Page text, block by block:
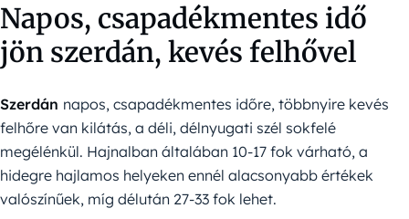
Napos, csapadékmentes idő
jön szerdán, kevés felhővel
Szerdán napos, csapadékmentes időre, többnyire kevés
felhőre van kilátás, a déli, délnyugati szél sokfelé
megélénkül. Hajnalban általában 10-17 fok várható, a
hidegre hajlamos helyeken ennél alacsonyabb értékek
valószínűek, míg délután 27-33 fok lehet.